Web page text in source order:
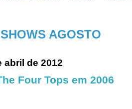
AGOSTO
abril de 2012
Four Tops em 2006